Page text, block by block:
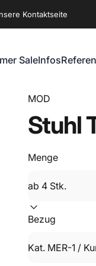
Kontaktseite
SaleInfos
MOD
Stuhl
Menge
Bezug